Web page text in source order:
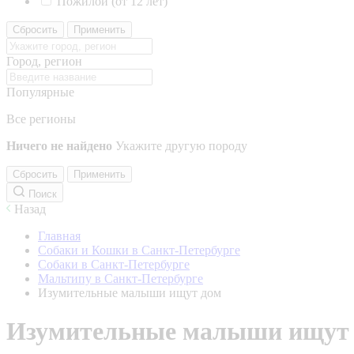
Сбросить Применить
Город, регион
Популярные
Все регионы
Ничего не найдено Укажите другую породу
Сбросить
Применить
Поиск
Назад
Главная
Собаки и Кошки в Санкт-Петербурге
Собаки в Санкт-Петербурге
Мальтипу в Санкт-Петербурге
Изумительные малыши ищут дом
Изумительные малыши ищут